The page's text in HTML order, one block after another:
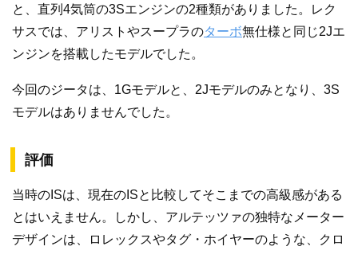
と、直列4気筒の3Sエンジンの2種類がありました。レク
サスでは、アリストやスープラのターボ無仕様と同じ2Jエ
ンジンを搭載したモデルでした。
今回のジータは、1Gモデルと、2Jモデルのみとなり、3S
モデルはありませんでした。
評価
当時のISは、現在のISと比較してそこまでの高級感がある
とはいえません。しかし、アルテッツァの独特なメーター
デザインは、ロレックスやタグ・ホイヤーのような、クロ